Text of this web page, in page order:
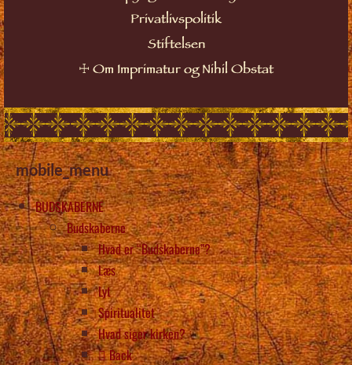
Privatlivspolitik
Stiftelsen
☩ Om Imprimatur og Nihil Obstat
mobile_menu
BUDSKABERNE
Budskaberne
Hvad er “Budskaberne”?
Læs
Lyt
Spiritualitet
Hvad siger kirken?
Back